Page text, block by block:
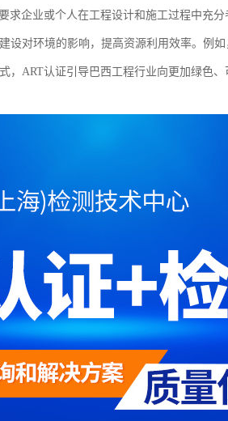
企业或个人在工程设计和施工过程中充分
设对环境的影响，提高资源利用效率。例
，ART认证引导巴西工程行业向更加绿色